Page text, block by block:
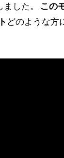
した。 この
どのような方